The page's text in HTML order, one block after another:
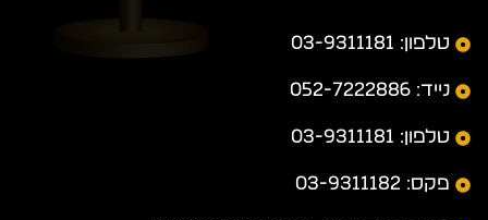
טלפון: 03-9311181
נייד: 052-7222886
טלפון: 03-9311181
פקס: 03-9311182